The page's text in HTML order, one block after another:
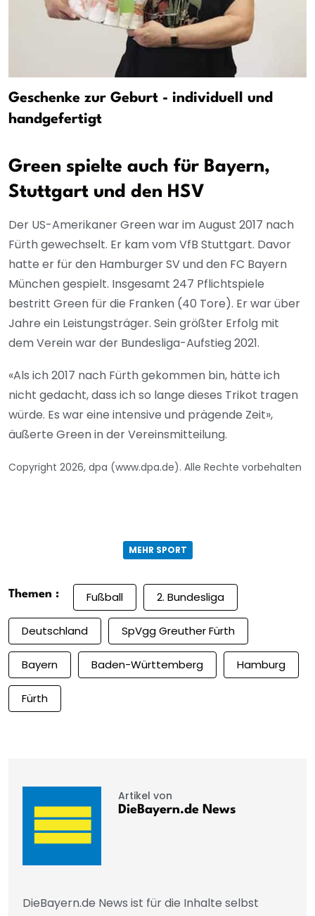
Geschenke zur Geburt - individuell und
handgefertigt
Green spielte auch für Bayern,
Stuttgart und den HSV
Der US-Amerikaner Green war im August 2017 nach
Fürth gewechselt. Er kam vom VfB Stuttgart. Davor
hatte er für den Hamburger SV und den FC Bayern
München gespielt. Insgesamt 247 Pflichtspiele
bestritt Green für die Franken (40 Tore). Er war über
Jahre ein Leistungsträger. Sein größter Erfolg mit
dem Verein war der Bundesliga-Aufstieg 2021.
«Als ich 2017 nach Fürth gekommen bin, hätte ich
nicht gedacht, dass ich so lange dieses Trikot tragen
würde. Es war eine intensive und prägende Zeit»,
äußerte Green in der Vereinsmitteilung.
Copyright 2026, dpa (www.dpa.de). Alle Rechte vorbehalten
MEHR SPORT
Themen : Fußball 2. Bundesliga
Deutschland SpVgg Greuther Fürth
Bayern Baden-Württemberg Hamburg
Fürth
Artikel von
DieBayern.de News
DieBayern.de News ist für die Inhalte selbst